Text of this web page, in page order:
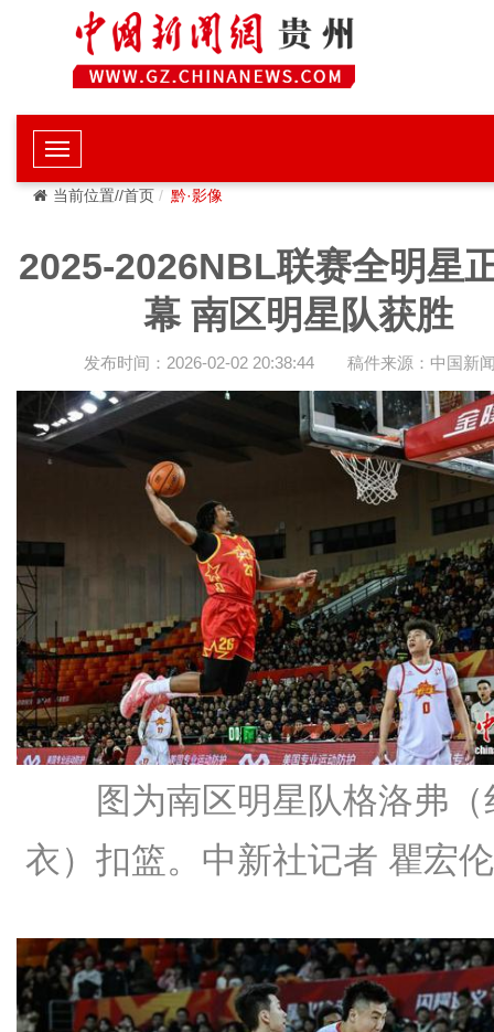
当前位置//首页 黔·影像
2025-2026NBL联赛全明星
幕 南区明星队获胜
发布时间：2026-02-02 20:38:44 稿件来源：中国新
图为南区明星队格洛弗（
衣）扣篮。中新社记者 瞿宏